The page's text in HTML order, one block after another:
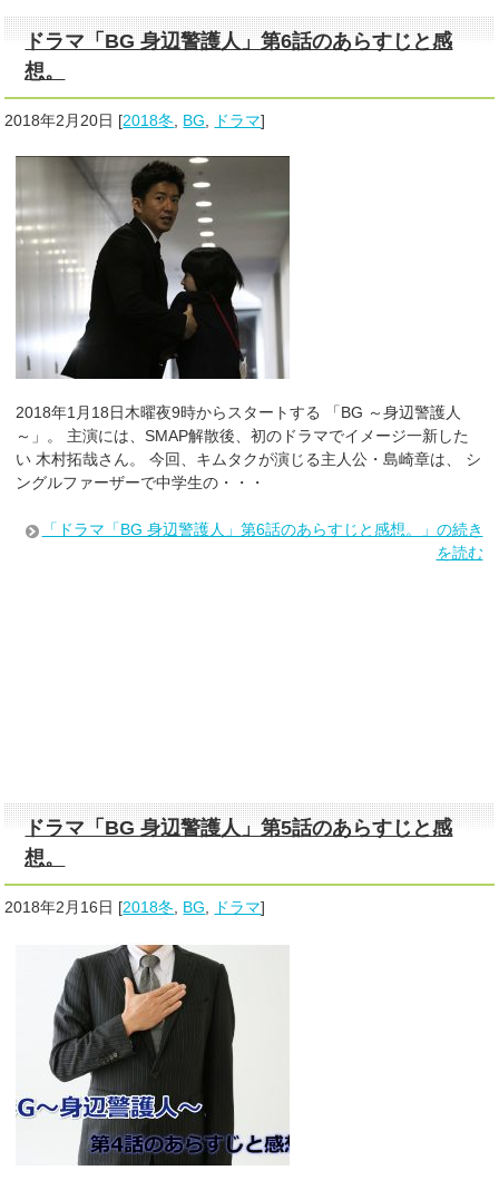
ドラマ「BG 身辺警護人」第6話のあらすじと感
想。
2018年2月20日 [2018冬 BG ドラマ]
2018年1月18日木曜夜9時からスタートする 「BG ～身辺警護人
～」。 主演には、SMAP解散後、初のドラマでイメージ一新した
い 木村拓哉さん。 今回、キムタクが演じる主人公・島崎章は、 シ
ングルファーザーで中学生の・・・
「ドラマ「BG 身辺警護人」第6話のあらすじと感想。」の続き
を読む
ドラマ「BG 身辺警護人」第5話のあらすじと感
想。
2018年2月16日 [2018冬 BG ドラマ]